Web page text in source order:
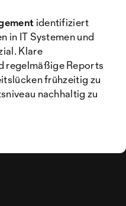
identifiziert
in IT Systemen und
Klare
regelmäßige Reports
frühzeitig zu
nachhaltig zu